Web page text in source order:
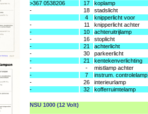
>367 0538206
17 koplamp
-
18 stadslicht
4
knipperlicht voor
-
11 knipperlicht achter
-
10 achteruitrijlamp
-
16 stoplicht
-
21 achterlicht
-
30 parkeerlicht
-
21 kentekenverlichting
-
- mistlamp achter
-
7 instrum. controlelamp
-
26 interieurlamp
-
32 kofferruimtelamp
NSU 1000 (12 Volt)